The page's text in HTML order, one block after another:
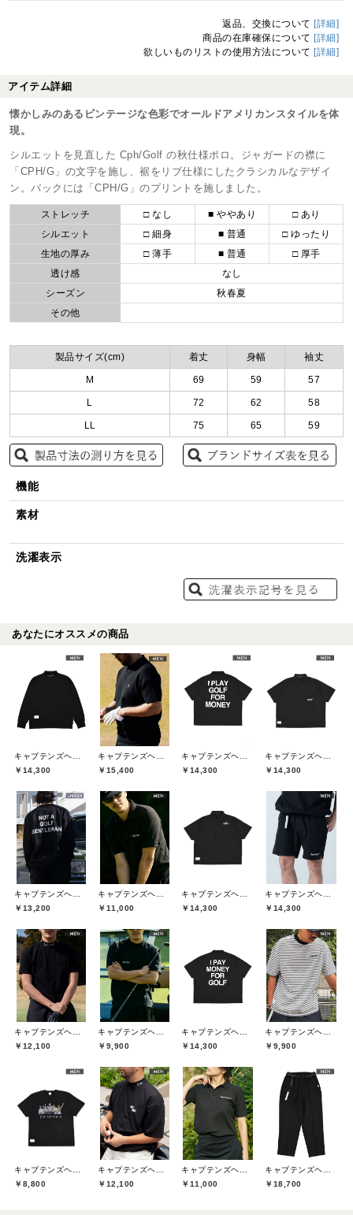
返品、交換について [詳細]
商品の在庫確保について [詳細]
欲しいものリストの使用方法について [詳細]
アイテム詳細
懐かしみのあるビンテージな色彩でオールドアメリカンスタイルを体
現。
シルエットを見直した Cph/Golf の秋仕様ポロ。ジャガードの襟に
「CPH/G」の文字を施し、裾をリブ仕様にしたクラシカルなデザイ
ン。バックには「CPH/G」のプリントを施しました。
ストレッチ □ なし ■ ややあり
□ あり
シルエット
□ 細身 ■ 普通
□ ゆったり
生地の厚み
□ 薄手 ■ 普通
□ 厚手
透け感
なし
シーズン
秋春夏
その他
製品サイズ(cm) 着丈 身幅 袖丈
M 69 59 57
L 72 62 58
LL 75 65 59
機能
素材
洗濯表示
あなたにオススメの商品
￥14,300
￥15,400
￥14,300
￥14,300
￥13,200
￥11,000
￥14,300
￥14,300
￥12,100
￥9,900
￥14,300
￥9,900
￥8,800
￥12,100
￥11,000
￥18,700